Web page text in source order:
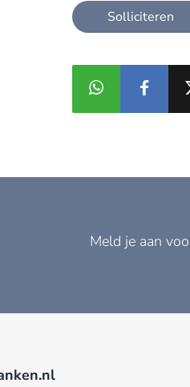
Solliciteren
Meld je aan